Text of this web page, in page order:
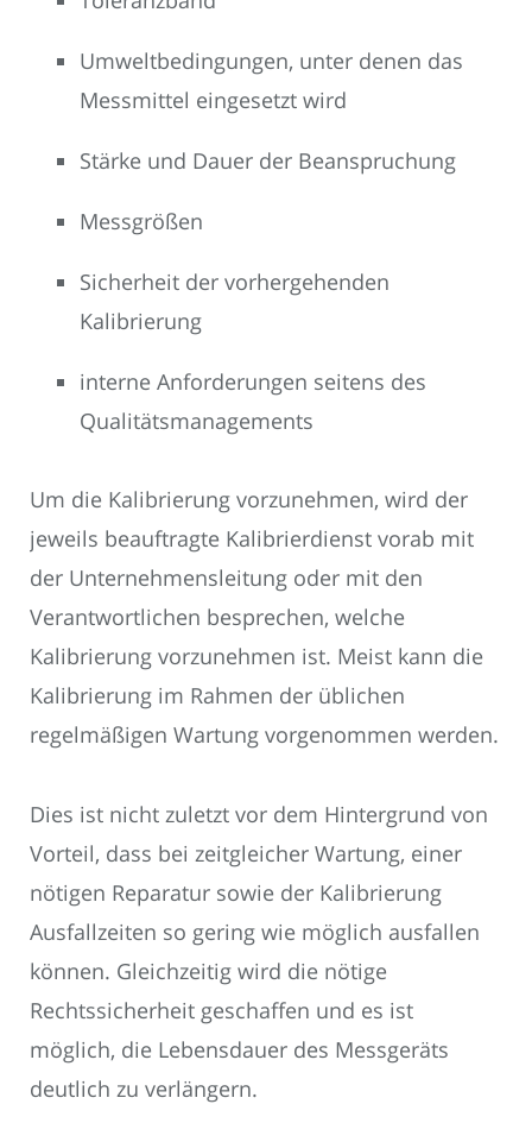
Umweltbedingungen, unter denen das
Messmittel eingesetzt wird
Stärke und Dauer der Beanspruchung
Messgrößen
Sicherheit der vorhergehenden
Kalibrierung
interne Anforderungen seitens des
Qualitätsmanagements
Um die Kalibrierung vorzunehmen, wird der
jeweils beauftragte Kalibrierdienst vorab mit
der Unternehmensleitung oder mit den
Verantwortlichen besprechen, welche
Kalibrierung vorzunehmen ist. Meist kann die
Kalibrierung im Rahmen der üblichen
regelmäßigen Wartung vorgenommen werden.
Dies ist nicht zuletzt vor dem Hintergrund von
Vorteil, dass bei zeitgleicher Wartung, einer
nötigen Reparatur sowie der Kalibrierung
Ausfallzeiten so gering wie möglich ausfallen
können. Gleichzeitig wird die nötige
Rechtssicherheit geschaffen und es ist
möglich, die Lebensdauer des Messgeräts
deutlich zu verlängern.